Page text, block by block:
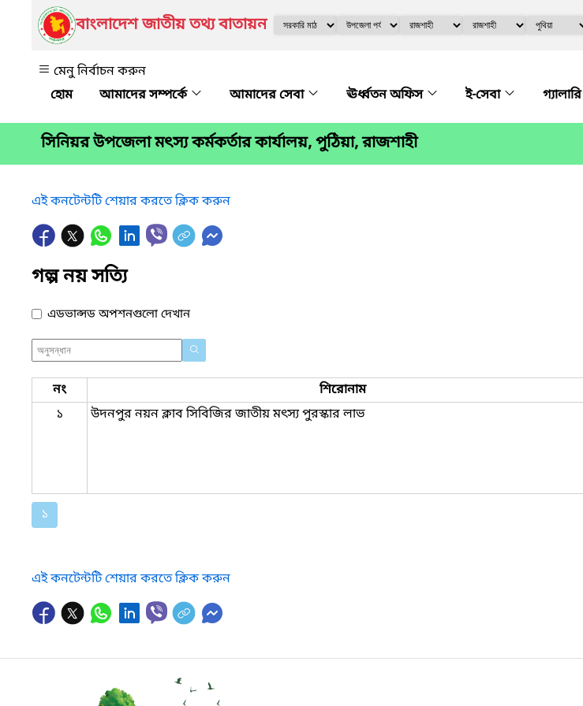
বাংলাদেশ জাতীয় তথ্য বাতায়ন
মেনু নির্বাচন করুন
আমাদের সম্পর্কে
আমাদের সেবা ঊর্ধ্বতন অফিস ই-সেবা গ্যালারি
সিনিয়র উপজেলা মৎস্য কর্মকর্তার কার্যালয়, পুঠিয়া, রাজশাহী
এই কনটেন্টটি শেয়ার করতে ক্লিক করুন
গল্প নয় সত্যি
এডভান্সড অপশনগুলো দেখান
নং শিরোনাম
১
উদনপুর নয়ন ক্লাব সিবিজির জাতীয় মৎস্য পুরস্কার লাভ
১
এই কনটেন্টটি শেয়ার করতে ক্লিক করুন